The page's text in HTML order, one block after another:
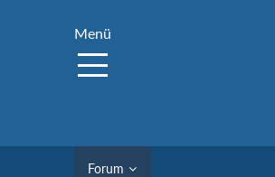
Menü
Forum